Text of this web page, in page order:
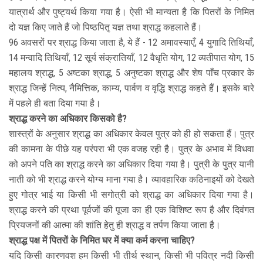
यात्रार्थ और पुष्ट्यर्थ किया गया है। ऐसी भी मान्यता है कि पितरों के निमित
दो यज्ञ किए जाते हैं जो पिष्ठपितृ यज्ञ तथा श्राद्ध कहलाते हैं।
96 अवसरों पर श्राद्ध किया जाता है, ये हैं - 12 अमावस्याएँ, 4 युगादि तिथियाँ,
14 मन्वादि तिथियाँ, 12 सूर्य संक्रातियाँ, 12 वैधृति योग, 12 व्यतीपात योग, 15
महालय श्राद्ध, 5 अष्टका श्राद्ध, 5 अनुष्टका श्राद्ध और शेष पाँच प्रकार के
श्राद्ध जिन्हें नित्य, नैमित्तिक, काम्य, पार्वण व वृद्धि श्राद्ध कहते हैं। इसके बारे
में पहले ही बता दिया गया है।
श्राद्ध करने का अधिकार किसको है?
शास्त्रों के अनुसार श्राद्ध का अधिकार केवल पुत्र को ही हो सकता हैं। पुत्र
की कामना के पीछे यह परंपरा भी एक वजह रही है। पुत्र के अभाव में विधवा
को अपने पति का श्राद्ध करने का अधिकार दिया गया है। पुत्री के पुत्र यानी
नाती को भी श्राद्ध करने योग्य माना गया है। व्यावहारिक कठिनाइयों को देखते
हुए गोत्र भाई या किसी भी सगोत्री को श्राद्ध का अधिकार दिया गया है।
श्राद्ध करने की प्रथा पूर्वजों की पूजा का ही एक विशिष्ट रूप है और दिवंगत
प्रियजनों की आत्मा की शांति हेतु ही श्राद्ध व तर्पण किया जाता है।
श्राद्ध पक्ष में पितरों के निमित घर में क्या कर्म करना चाहिए?
यदि किसी कारणवश हम किसी भी तीर्थ स्थान, किसी भी पवित्र नदी किसी